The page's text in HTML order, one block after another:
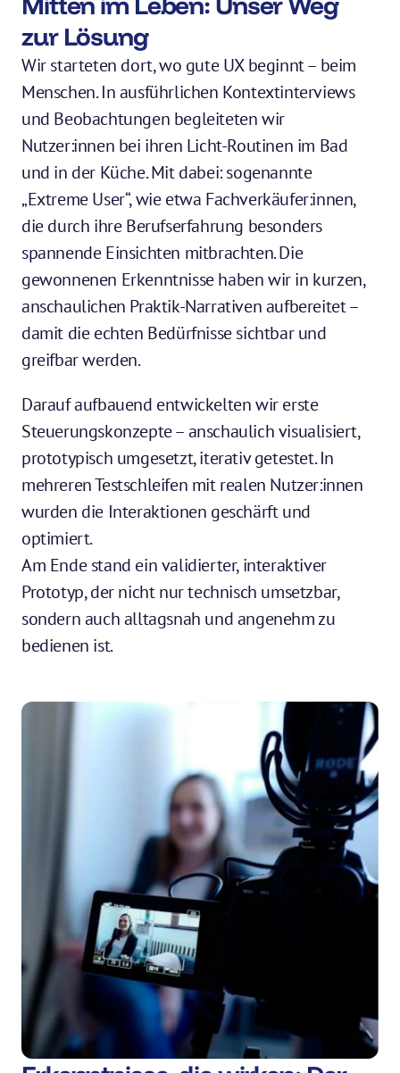
zur Lösung
Wir starteten dort, wo gute UX beginnt – beim
Menschen. In ausführlichen Kontextinterviews
und Beobachtungen begleiteten wir
Nutzer:innen bei ihren Licht-Routinen im Bad
und in der Küche. Mit dabei: sogenannte
„Extreme User“, wie etwa Fachverkäufer:innen,
die durch ihre Berufserfahrung besonders
spannende Einsichten mitbrachten. Die
gewonnenen Erkenntnisse haben wir in kurzen,
anschaulichen Praktik-Narrativen aufbereitet –
damit die echten Bedürfnisse sichtbar und
greifbar werden.
Darauf aufbauend entwickelten wir erste
Steuerungskonzepte – anschaulich visualisiert,
prototypisch umgesetzt, iterativ getestet. In
mehreren Testschleifen mit realen Nutzer:innen
wurden die Interaktionen geschärft und
optimiert.
Am Ende stand ein validierter, interaktiver
Prototyp, der nicht nur technisch umsetzbar,
sondern auch alltagsnah und angenehm zu
bedienen ist.